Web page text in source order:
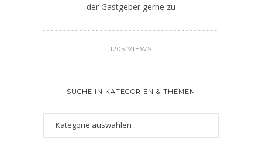
der Gastgeber gerne zu
1205 VIEWS
SUCHE IN KATEGORIEN & THEMEN